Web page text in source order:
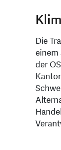
Die
einem
der